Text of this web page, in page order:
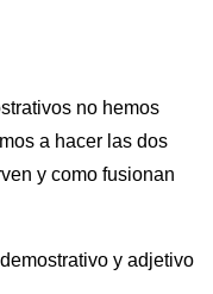
no hemos
a hacer las dos
y como fusionan
y adjetivo